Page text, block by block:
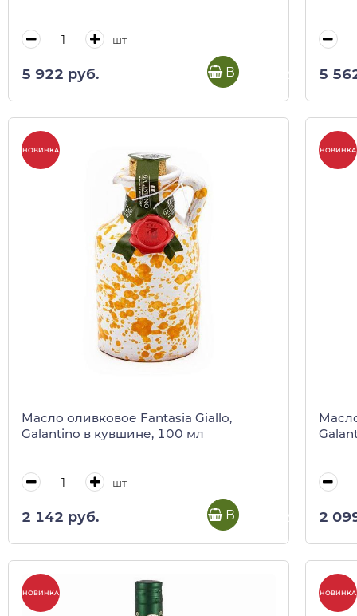
шт
5 922 руб. В корзину 5
НОВИНКА
Масло оливковое Fantasia Giallo,
Galantino в кувшине, 100 мл
шт
2 142 руб. В корзину
НОВИНКА
2
НОВИНКА НОВИНКА